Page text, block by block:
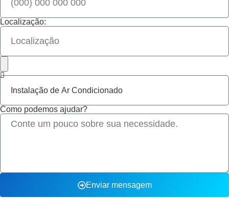
Localização:
Como podemos ajudar?
Enviar mensagem